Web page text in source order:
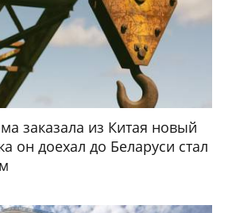
заказала из Китая новый
он доехал до Беларуси стал